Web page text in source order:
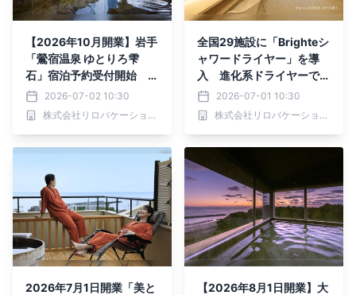
【2026年10月開業】岩手
「鶯宿温泉 ゆとりろ雫
石」宿泊予約受付開始 愛
犬との旅も、いつもの旅も
愉しめる宿へ
2026-07-02 10:30
株式会社リロバケーションズ
全国29施設に「Brighteシ
ャワードライヤー」を導
入 進化系ドライヤーで上
質な宿泊体験を提供
2026-07-01 10:30
株式会社リロバケーションズ
2026年7月1日開業「美と
【2026年8月1日開業】大